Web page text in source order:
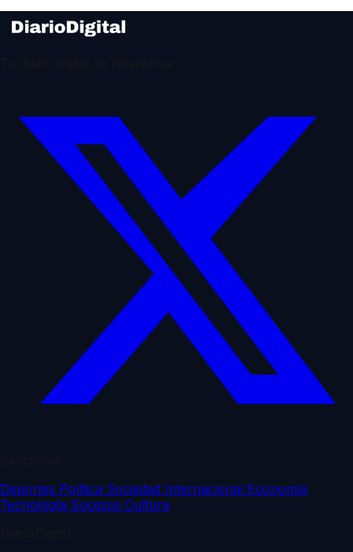
Deportes Política Sociedad Internacional Economía
Tecnología Sucesos Cultura